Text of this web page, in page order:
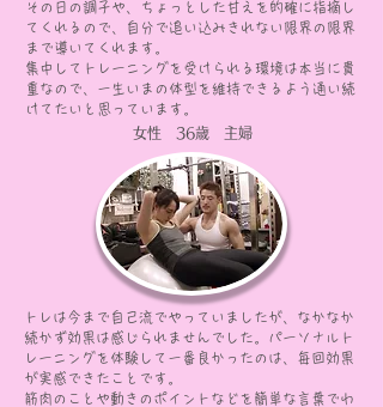
その日の調子や、ちょっとした甘えを的確に指摘し
てくれるので、自分で追い込みきれない限界の限界
まで導いてくれます。
集中してトレーニングを受けられる環境は本当に貴
重なので、一生いまの体型を維持できるよう通い続
けてたいと思っています。
女性 36歳 主婦
トレは今まで自己流でやっていましたが、なかなか
続かず効果は感じられませんでした。パーソナルト
レーニングを体験して一番良かったのは、毎回効果
が実感できたことです。
筋肉のことや動きのポイントなどを簡単な言葉でわ